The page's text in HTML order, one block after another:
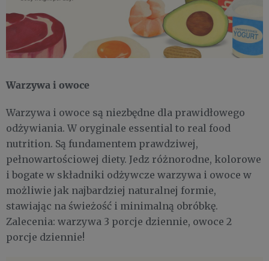
Warzywa i owoce
Warzywa i owoce są niezbędne dla prawidłowego
odżywiania. W oryginale essential to real food
nutrition. Są fundamentem prawdziwej,
pełnowartościowej diety. Jedz różnorodne, kolorowe
i bogate w składniki odżywcze warzywa i owoce w
możliwie jak najbardziej naturalnej formie,
stawiając na świeżość i minimalną obróbkę.
Zalecenia: warzywa 3 porcje dziennie, owoce 2
porcje dziennie!